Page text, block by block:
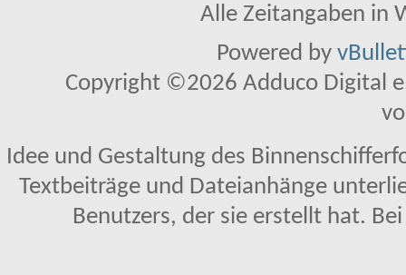
Alle Zeitangaben in
Powered by
Copyright ©2026 Adduco Digital
Idee und Gestaltung des
Textbeiträge und Dateianhänge
Benutzers, der sie erstellt hat.